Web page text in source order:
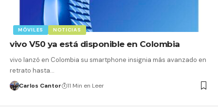
MÓVILES NOTICIAS
vivo V50 ya está disponible en Colombia
vivo lanzó en Colombia su smartphone insignia más avanzado en
retrato hasta…
Carlos Cantor 11 Min en Leer